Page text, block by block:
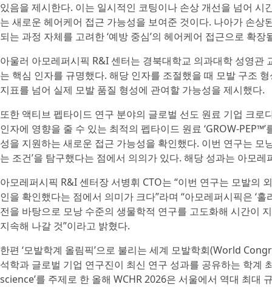
있음을 제시한다. 이는 일시적인 코팅이나 손상 개선을 넘어
는 새로운 헤어케어 접근 가능성을 보여준 것이다. 나아가 손
되는 과정 자체를 고려한 ‘예방 중심’의 헤어케어 접근으로 확
아울러 아모레퍼시픽 R&I 센터는 경북대학교 의과대학 성영
는 핵심 인자를 규명했다. 해당 인자를 조절했을 때 모발 구조
지표를 넘어 실제 모발 품질 형성에 관여할 가능성을 제시했다.
또한 액티브 펩타이드 연구 분야의 글로벌 선도 원료 기업 크
인자에 영향을 줄 수 있는 최적의 펩타이드 원료 ‘GROW-
성을 지원하는 새로운 접근 가능성을 확인했다. 이번 연구는 모
는 조건’을 탐구했다는 점에서 의의가 있다. 해당 성과는 아모
아모레퍼시픽 R&I 센터장 서병휘 CTO는 “이번 연구는 모발의
인을 확인했다는 점에서 의미가 크다”라며 “아모레퍼시픽은 ‘
전을 바탕으로 모낭 수준의 생물학적 연구를 고도화해 시간이
지속해 나갈 것”이라고 밝혔다.
한편 ‘모발학계 올림픽’으로 불리는 세계 모발학회(World
석학과 글로벌 기업 연구진이 최신 연구 성과를 공유하는 학
science’를 주제로 한 올해 WCHR 2026은 서울에서 역대 최대